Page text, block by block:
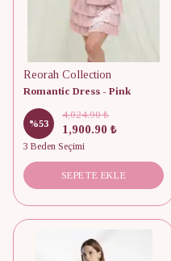
Reorah Collection
Romantic Dress - Pink
%53
4,024.90 ₺
1,900.90 ₺
3 Beden Seçimi
SEPETE EKLE